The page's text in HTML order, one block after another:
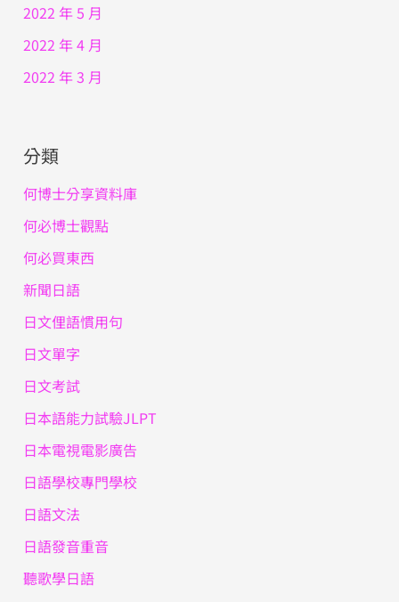
2022 年 5 月
2022 年 4 月
2022 年 3 月
分類
何博士分享資料庫
何必博士觀點
何必買東西
新聞日語
日文俚語慣用句
日文單字
日文考試
日本語能力試驗JLPT
日本電視電影廣告
日語學校專門學校
日語文法
日語發音重音
聽歌學日語